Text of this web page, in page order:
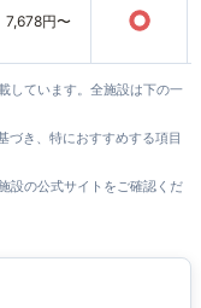
7,678円〜 ○
しています。全施設は下の一
づき、特におすすめする項目
設の公式サイトをご確認くだ